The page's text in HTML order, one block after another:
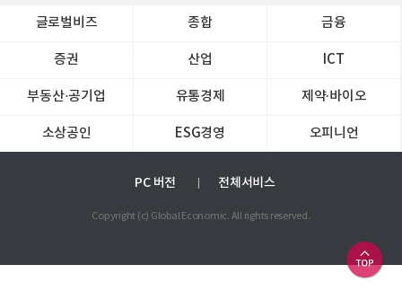
글로벌비즈 종합 금융
증권 산업 ICT
부동산·공기업 유통경제 제약∙바이오
소상공인 ESG경영 오피니언
PC 버전 전체서비스
Copyright (c) Global Economic. All rights reserved.